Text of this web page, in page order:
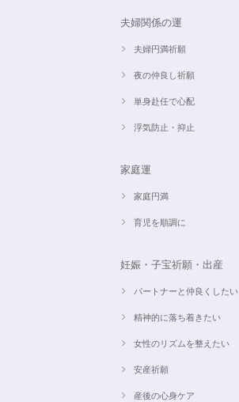
夫婦関係の運
夫婦円満祈願
夜の仲良し祈願
単身赴任で心配
浮気防止・抑止
家庭運
家庭円満
育児を順調に
妊娠・子宝祈願・出産
パートナーと仲良くしたい
精神的に落ち着きたい
女性のリズムを整えたい
安産祈願
産後の心身ケア